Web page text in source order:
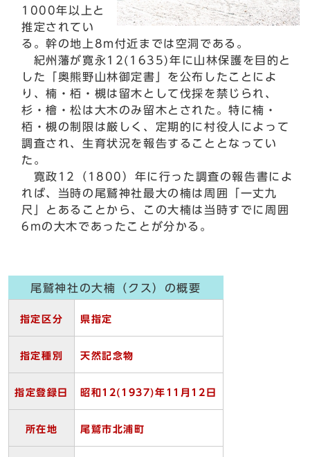
1000年以上と
推定されてい
る。幹の地上8m付近までは空洞である。
紀州藩が寛永12(1635)年に山林保護を目的と
した「奥熊野山林御定書」を公布したことによ
り、楠・栢・槻は留木として伐採を禁じられ、
杉・檜・松は大木のみ留木とされた。特に楠・
栢・槻の制限は厳しく、定期的に村役人によって
調査され、生育状況を報告することとなってい
た。
寛政12（1800）年に行った調査の報告書によ
れば、当時の尾鷲神社最大の楠は周囲「一丈九
尺」とあることから、この大楠は当時すでに周囲
6mの大木であったことが分かる。
尾鷲神社の大楠（クス）の概要
指定区分 県指定
指定種別 天然記念物
指定登録日 昭和12(1937)年11 月12 日
所在地 尾鷲市北浦町